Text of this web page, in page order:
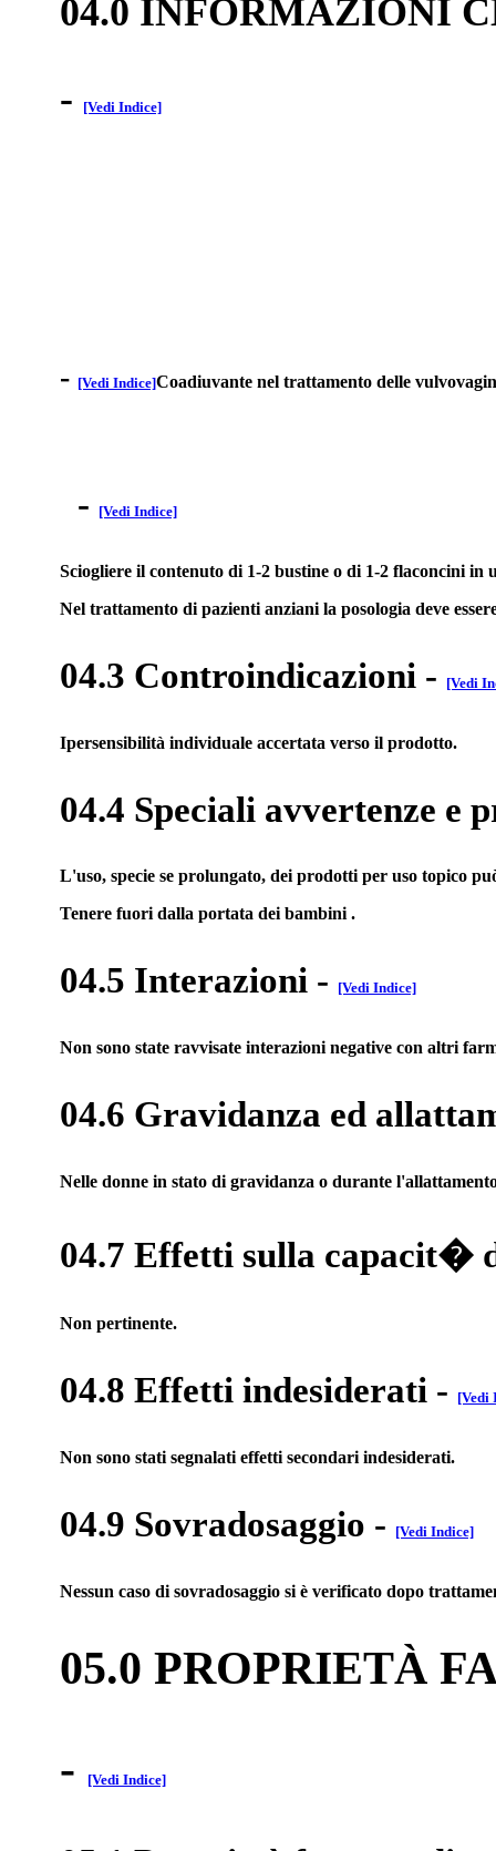
04.0 INFORMAZIONI
-
[Vedi Indice]
- [Vedi Indice]Coadiuvante nel trattamento delle
- [Vedi Indice]
Sciogliere il contenuto di 1-2 bustine o di 1-2 flaconcini
Nel trattamento di pazienti anziani la posologia deve
04.3 Controindicazioni - [Vedi
Ipersensibilità individuale accertata verso il prodotto.
04.4 Speciali avvertenze e
L'uso, specie se prolungato, dei prodotti per uso topico
Tenere fuori dalla portata dei bambini .
04.5 Interazioni - [Vedi Indice]
Non sono state ravvisate interazioni negative con altri
04.6 Gravidanza ed
Nelle donne in stato di gravidanza o durante
04.7 Effetti sulla capacit�
Non pertinente.
04.8 Effetti indesiderati - [Vedi
Non sono stati segnalati effetti secondari indesiderati.
04.9 Sovradosaggio - [Vedi Indice]
Nessun caso di sovradosaggio si è verificato dopo
05.0 PROPRIETÀ
-
[Vedi Indice]